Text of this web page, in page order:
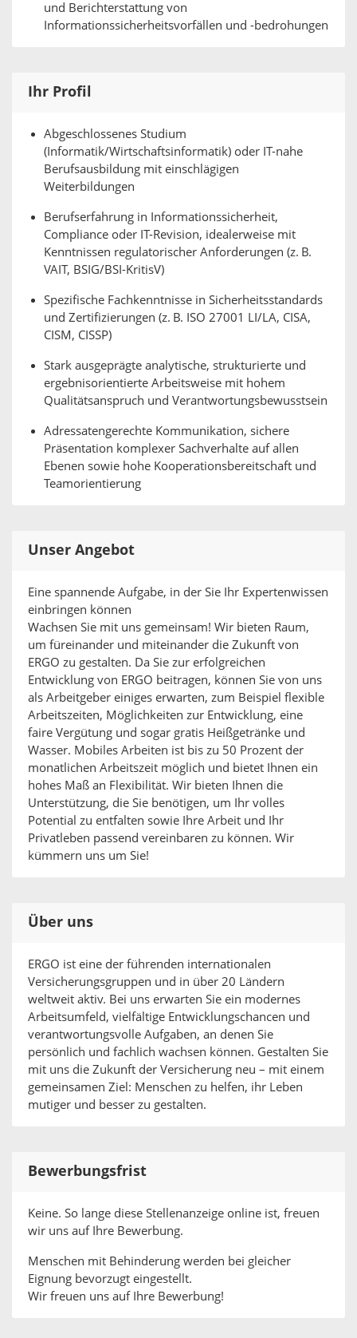
und Berichterstattung von
Informationssicherheitsvorfällen und -bedrohungen
Ihr Profil
Abgeschlossenes Studium
(Informatik/Wirtschaftsinformatik) oder IT-nahe
Berufsausbildung mit einschlägigen
Weiterbildungen
Berufserfahrung in Informationssicherheit,
Compliance oder IT-Revision, idealerweise mit
Kenntnissen regulatorischer Anforderungen (z. B.
VAIT, BSIG/BSI-KritisV)
Spezifische Fachkenntnisse in Sicherheitsstandards
und Zertifizierungen (z. B. ISO 27001 LI/LA, CISA,
CISM, CISSP)
Stark ausgeprägte analytische, strukturierte und
ergebnisorientierte Arbeitsweise mit hohem
Qualitätsanspruch und Verantwortungsbewusstsein
Adressatengerechte Kommunikation, sichere
Präsentation komplexer Sachverhalte auf allen
Ebenen sowie hohe Kooperationsbereitschaft und
Teamorientierung
Unser Angebot
Eine spannende Aufgabe, in der Sie Ihr Expertenwissen
einbringen können
Wachsen Sie mit uns gemeinsam! Wir bieten Raum,
um füreinander und miteinander die Zukunft von
ERGO zu gestalten. Da Sie zur erfolgreichen
Entwicklung von ERGO beitragen, können Sie von uns
als Arbeitgeber einiges erwarten, zum Beispiel flexible
Arbeitszeiten, Möglichkeiten zur Entwicklung, eine
faire Vergütung und sogar gratis Heißgetränke und
Wasser. Mobiles Arbeiten ist bis zu 50 Prozent der
monatlichen Arbeitszeit möglich und bietet Ihnen ein
hohes Maß an Flexibilität. Wir bieten Ihnen die
Unterstützung, die Sie benötigen, um Ihr volles
Potential zu entfalten sowie Ihre Arbeit und Ihr
Privatleben passend vereinbaren zu können. Wir
kümmern uns um Sie!
Über uns
ERGO ist eine der führenden internationalen
Versicherungsgruppen und in über 20 Ländern
weltweit aktiv. Bei uns erwarten Sie ein modernes
Arbeitsumfeld, vielfältige Entwicklungschancen und
verantwortungsvolle Aufgaben, an denen Sie
persönlich und fachlich wachsen können. Gestalten Sie
mit uns die Zukunft der Versicherung neu – mit einem
gemeinsamen Ziel: Menschen zu helfen, ihr Leben
mutiger und besser zu gestalten.
Bewerbungsfrist
Keine. So lange diese Stellenanzeige online ist, freuen
wir uns auf Ihre Bewerbung.
Menschen mit Behinderung werden bei gleicher
Eignung bevorzugt eingestellt.
Wir freuen uns auf Ihre Bewerbung!